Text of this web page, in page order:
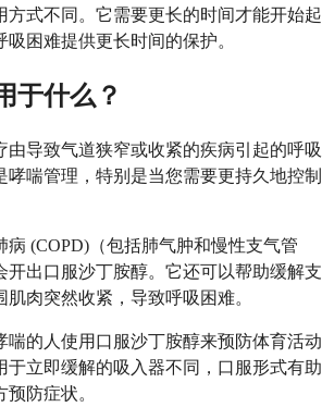
方式不同。它需要更长的时间才能开始起
困难提供更长时间的保护。
于什么？
由导致气道狭窄或收紧的疾病引起的呼吸
哮喘管理，特别是当您需要更持久地控制
病 (COPD)（包括肺气肿和慢性支气管
开出口服沙丁胺醇。它还可以帮助缓解支
肉突然收紧，导致呼吸困难。
喘的人使用口服沙丁胺醇来预防体育活动
于立即缓解的吸入器不同，口服形式有助
防症状。